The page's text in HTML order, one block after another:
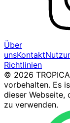
Über
unsKontakt
Richtlinien
© 2026
vorbehalten. Es
dieser Webseite,
zu verwenden.